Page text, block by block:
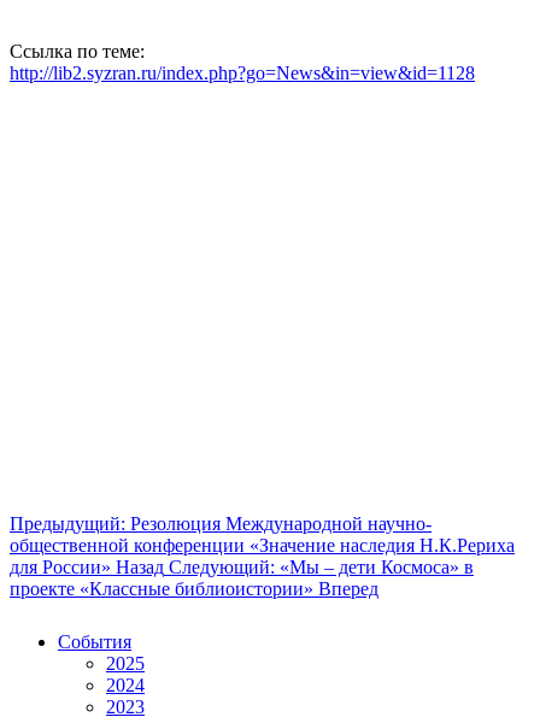
Ссылка по теме:
http://lib2.syzran.ru/index.php?go=News&in=view&id=1128
Предыдущий: Резолюция Международной научно-
общественной конференции «Значение наследия Н.К.Рериха
для России» Назад Следующий: «Мы – дети Космоса» в
проекте «Классные библиоистории» Вперед
События
2025
2024
2023